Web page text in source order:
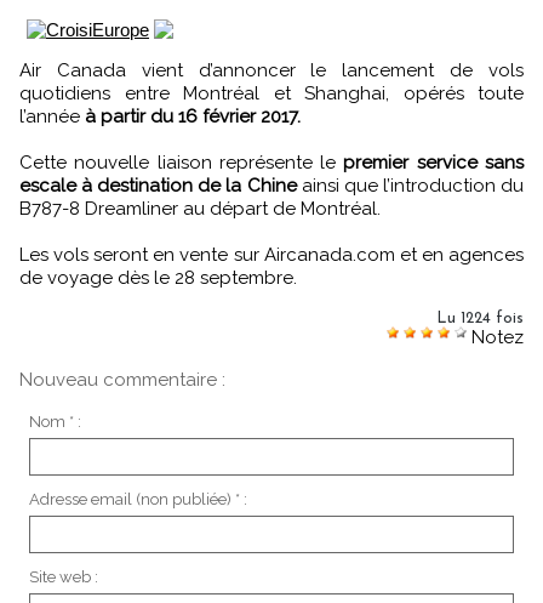
Air Canada vient d’annoncer le lancement de vols
quotidiens entre Montréal et Shanghai, opérés toute
l’année à partir du 16 février 2017.
Cette nouvelle liaison représente lepremier service sans
escale à destination de la Chineainsi que l’introduction du
B787-8 Dreamliner au départ de Montréal.
Les vols seront en vente sur Aircanada.com et en agences
de voyage dès le 28 septembre.
Lu 1224 fois
Notez
Nouveau commentaire :
Nom * :
Adresse email (non publiée) * :
Site web :